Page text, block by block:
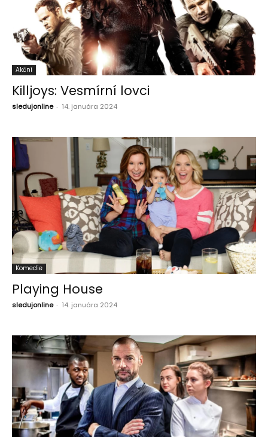
Akční
Killjoys: Vesmírní lovci
sledujonline - 14. januára 2024
Komedie
Playing House
sledujonline - 14. januára 2024